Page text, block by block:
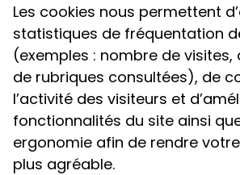
Les cookies nous permettent
statistiques de fréquentation
(exemples : nombre de visites,
de rubriques consultées), de
l’activité des visiteurs et
fonctionnalités du site ainsi
ergonomie afin de rendre
plus agréable.